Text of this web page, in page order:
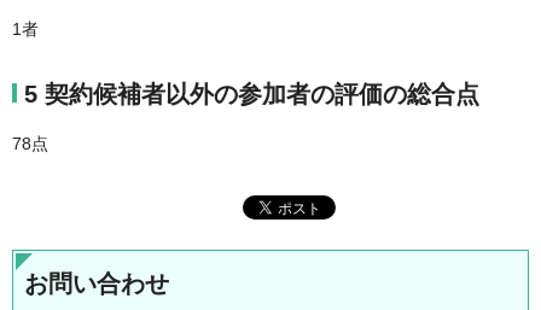
1者
5 契約候補者以外の参加者の評価の総合点
78点
お問い合わせ